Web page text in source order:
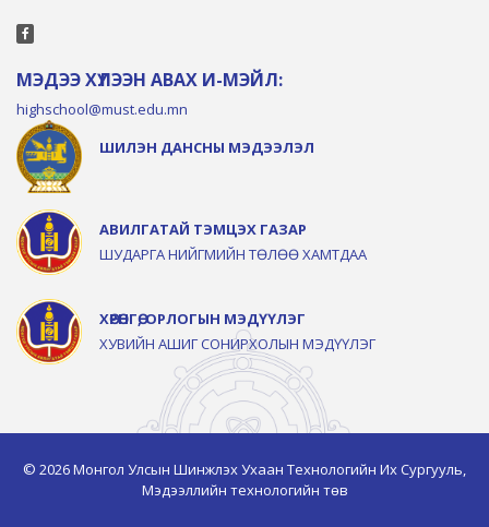
МЭДЭЭ ХҮЛЭЭН АВАХ И-МЭЙЛ:
highschool@must.edu.mn
ШИЛЭН ДАНСНЫ МЭДЭЭЛЭЛ
АВИЛГАТАЙ ТЭМЦЭХ ГАЗАР
ШУДАРГА НИЙГМИЙН ТӨЛӨӨ ХАМТДАА
ХӨРӨНГӨ, ОРЛОГЫН МЭДҮҮЛЭГ
ХУВИЙН АШИГ СОНИРХОЛЫН МЭДҮҮЛЭГ
© 2026 Монгол Улсын Шинжлэх Ухаан Технологийн Их Сургууль,
Мэдээллийн технологийн төв